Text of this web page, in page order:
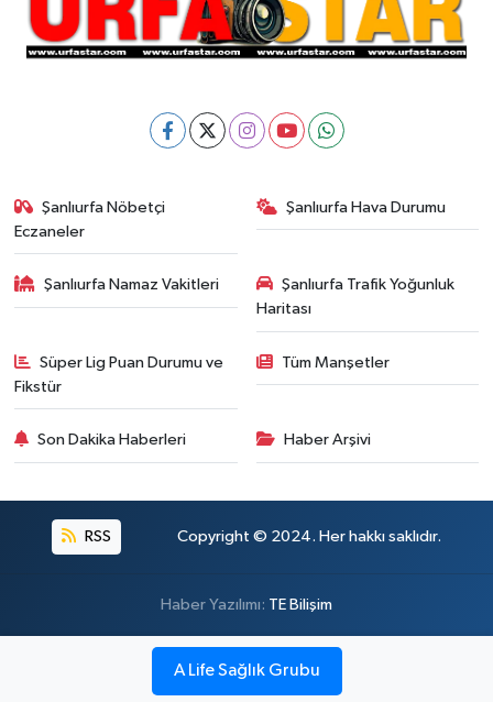
Şanlıurfa Nöbetçi
Eczaneler
Şanlıurfa Hava Durumu
Şanlıurfa Namaz Vakitleri
Şanlıurfa Trafik Yoğunluk
Haritası
Süper Lig Puan Durumu ve
Fikstür
Tüm Manşetler
Son Dakika Haberleri Haber Arşivi
RSS Copyright © 2024. Her hakkı saklıdır.
Haber Yazılımı: TE Bilişim
A Life Sağlık Grubu